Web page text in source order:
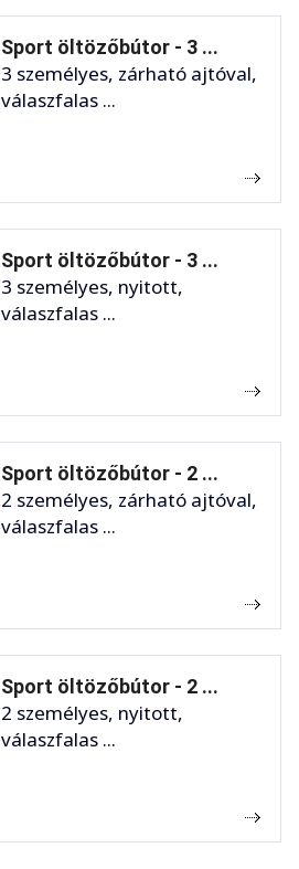
Sport öltözőbútor - 3 ...
3 személyes, zárható ajtóval,
válaszfalas ...
Sport öltözőbútor - 3 ...
3 személyes, nyitott,
válaszfalas ...
Sport öltözőbútor - 2 ...
2 személyes, zárható ajtóval,
válaszfalas ...
Sport öltözőbútor - 2 ...
2 személyes, nyitott,
válaszfalas ...